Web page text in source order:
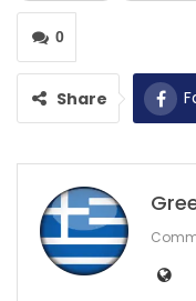
0
Share